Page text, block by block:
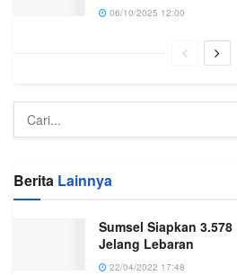
06/10/2025 12:00
Berita Lainnya
Sumsel Siapkan
Jelang Lebaran
22/04/2022 17:48